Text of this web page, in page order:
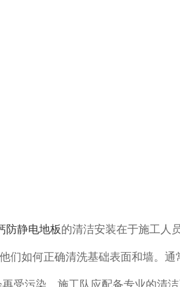
防静电地板的清洁安装在于施工人
们如何正确清洗基础表面和墙。